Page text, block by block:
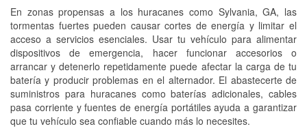
En zonas propensas a los huracanes como Sylvania, GA, las
tormentas fuertes pueden causar cortes de energía y limitar el
acceso a servicios esenciales. Usar tu vehículo para alimentar
dispositivos de emergencia, hacer funcionar accesorios o
arrancar y detenerlo repetidamente puede afectar la carga de tu
batería y producir problemas en el alternador. El abastecerte de
suministros para huracanes como baterías adicionales, cables
pasa corriente y fuentes de energía portátiles ayuda a garantizar
que tu vehículo sea confiable cuando más lo necesites.
freno
Hurricane Supplies
Conoce más